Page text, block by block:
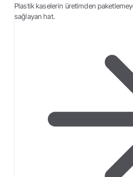
Plastik kaselerin üretimden
sağlayan hat.